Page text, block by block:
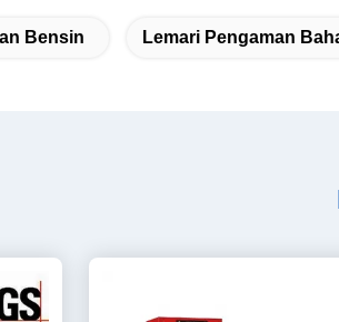
Bensin Lemari Pengaman